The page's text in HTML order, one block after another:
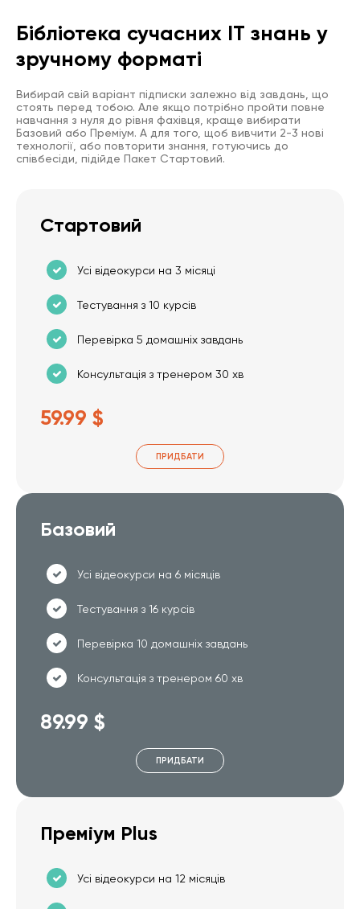
Бібліотека сучасних IT знань у
зручному форматі
Вибирай свій варіант підписки залежно від завдань, що
стоять перед тобою. Але якщо потрібно пройти повне
навчання з нуля до рівня фахівця, краще вибирати
Базовий або Преміум. А для того, щоб вивчити 2-3 нові
технології, або повторити знання, готуючись до
співбесіди, підійде Пакет Стартовий.
Стартовий
Усі відеокурси на 3 місяці
Тестування з 10 курсів
Перевірка 5 домашніх завдань
Консультація з тренером 30 хв
59.99 $
ПРИДБАТИ
Базовий
Усі відеокурси на 6 місяців
Тестування з 16 курсів
Перевірка 10 домашніх завдань
Консультація з тренером 60 хв
89.99 $
ПРИДБАТИ
Преміум Plus
Усі відеокурси на 12 місяців